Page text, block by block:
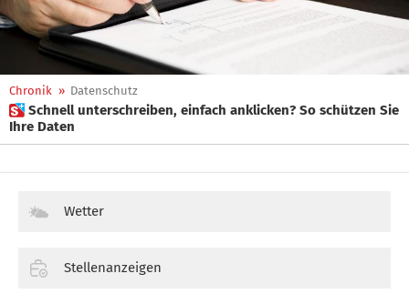
Chronik » Datenschutz
 Schnell unterschreiben, einfach anklicken? So schützen Sie
Ihre Daten
Wetter
Stellenanzeigen